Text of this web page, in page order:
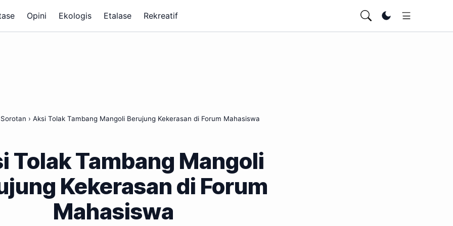
Opini Ekologis Etalase Rekreatif Ubah tema
Sorotan › Aksi Tolak Tambang Mangoli Berujung Kekerasan di Forum Mahasiswa
Tolak Tambang Mangoli
Kekerasan di Forum
Mahasiswa